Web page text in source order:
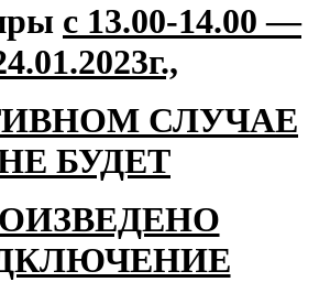
с 13.00-14.00 —
СЛУЧАЕ
БУДЕТ